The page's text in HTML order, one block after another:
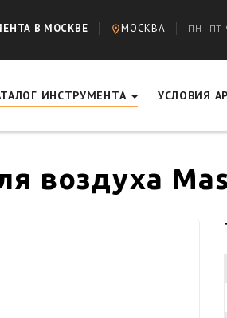
В МОСКВЕ МОСКВА ПН–ПТ
ИНСТРУМЕНТА УСЛОВИЯ
воздуха